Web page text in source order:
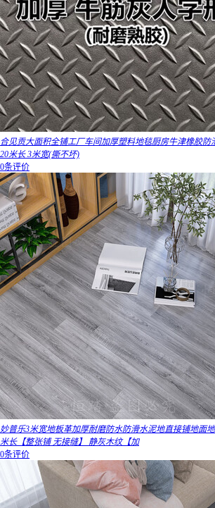
合见贡大面积全铺工厂车间加厚塑料地毯厨房牛津橡胶防
20米长 3米宽(撕不坏)
0条评价
妙普乐3米宽地板革加厚耐磨防水防滑水泥地直接铺地面
米长【整张铺 无接缝】 静灰木纹【加
0条评价